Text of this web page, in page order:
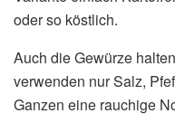
oder so köstlich.
Auch die Gewürze
verwenden nur Salz,
Ganzen eine rauchige